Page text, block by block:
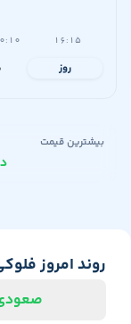
قیمت
امروز فلوکی از
صعودی